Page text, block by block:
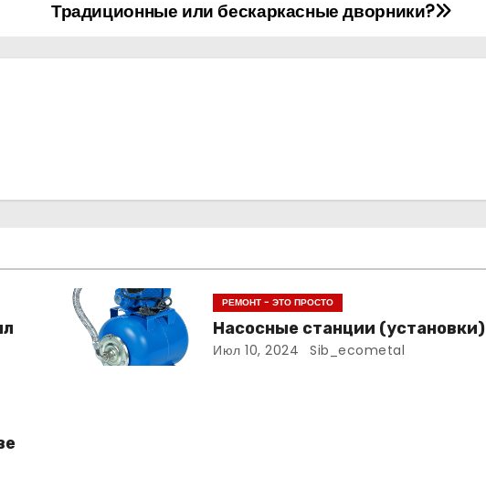
Традиционные или бескаркасные дворники?
РЕМОНТ - ЭТО ПРОСТО
Насосные станции (установки)
Июл 10, 2024 Sib_ecometal